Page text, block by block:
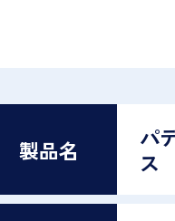
製品名
パ
ス